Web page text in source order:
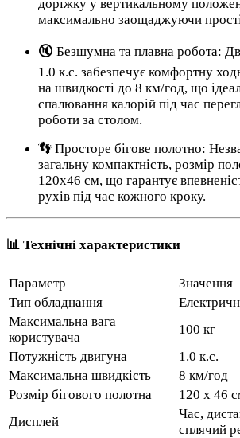
доріжку у вертикальному
максимально заощаджуючи
🔇 Безшумна та плавна робота:
1.0 к.с. забезпечує комфортну
на швидкості до 8 км/год, що
спалювання калорій під час
роботи за столом.
👣 Просторе бігове полотно:
загальну компактність, розмір
120х46 см, що гарантує
рухів під час кожного кроку.
📊 Технічні характеристики
Параметр
Значення
Тип обладнання
Максимальна вага
користувача
100 кг
Потужність двигуна
1.0 к.с.
Максимальна швидкість
8 км/год
Розмір бігового полотна
120 х 46
Дисплей
Час,
сплячий